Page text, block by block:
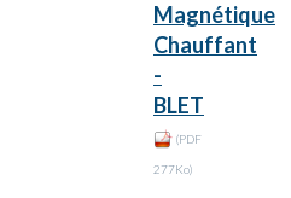
Magnétique
Chauffant
-
BLET
(PDF
277Ko)